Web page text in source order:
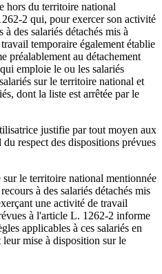
hors du territoire national
2 qui, pour exercer son activité
des salariés détachés mis à
temporaire également établie
préalablement au détachement
emploie le ou les salariés
sur le territoire national et
dont la liste est arrêtée par le
justifie par tout moyen aux
respect des dispositions prévues
le territoire national mentionnée
à des salariés détachés mis
une activité de travail
à l'article L. 1262-2 informe
applicables à ces salariés en
mise à disposition sur le